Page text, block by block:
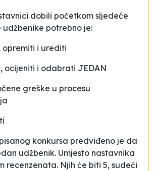
dobili početkom sljedeće
udžbenike potrebno je:
opremiti i urediti
ocijeniti i odabrati JEDAN
greške u procesu
konkursa predviđeno je da
udžbenik. Umjesto nastavnika
recenzenata. Njih će biti 5, sudeći